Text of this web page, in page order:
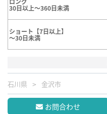
30日以上～360日未満
ショート【7日以上】
～30日未満
石川県 金沢市
お問合わせ